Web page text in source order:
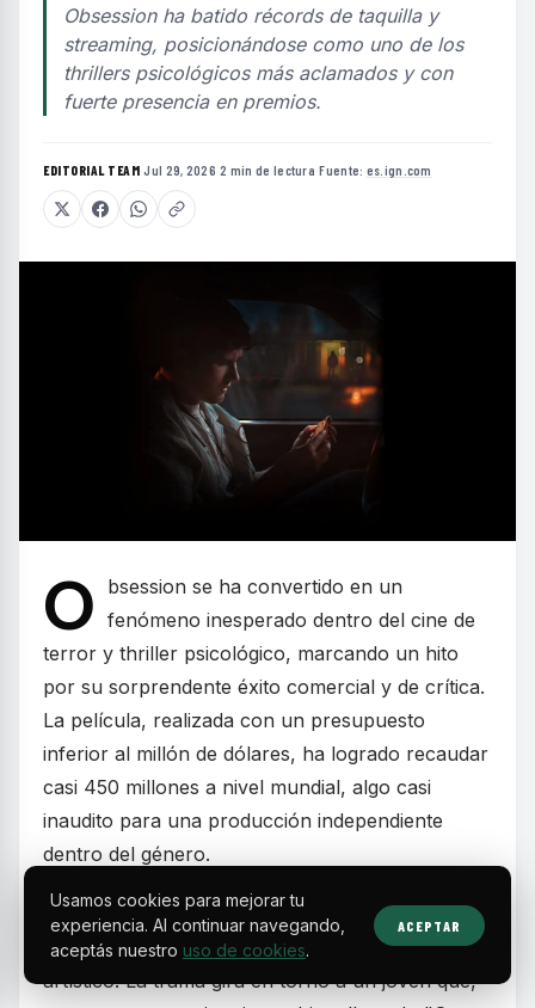
Obsession ha batido récords de taquilla y
streaming, posicionándose como uno de los
thrillers psicológicos más aclamados y con
fuerte presencia en premios.
EDITORIAL TEAM·Jul 29, 2026·2 min de lectura·Fuente: es.ign.com
O
bsession se ha convertido en un
fenómeno inesperado dentro del cine de
terror y thriller psicológico, marcando un hito
por su sorprendente éxito comercial y de crítica.
La película, realizada con un presupuesto
inferior al millón de dólares, ha logrado recaudar
casi 450 millones a nivel mundial, algo casi
inaudito para una producción independiente
dentro del género.
Este largometraje original destaca no solo por
sus cifras, sino también por su impacto cultural y
artístico. La trama gira en torno a un joven que,
Usamos cookies para mejorar tu
experiencia. Al continuar navegando,
aceptás nuestro uso de cookies.
ACEPTAR